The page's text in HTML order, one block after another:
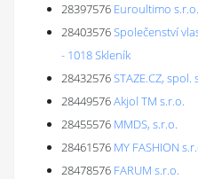
28397576 Euroultimo s.r.o.
28403576Společenství
- 1018 Skleník
28432576STAZE.CZ, spol.
28449576Akjol TM s.r.o.
28455576 MMDS, s.r.o.
28461576 MY FASHION
28478576 FARUM s.r.o.